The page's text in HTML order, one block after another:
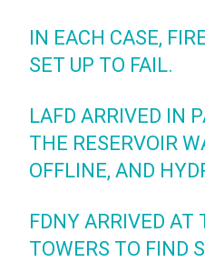
IN EACH CASE,
SET UP TO FAIL.
LAFD ARRIVED IN
THE RESERVOIR
OFFLINE, AND
FDNY ARRIVED AT
TOWERS TO FIND